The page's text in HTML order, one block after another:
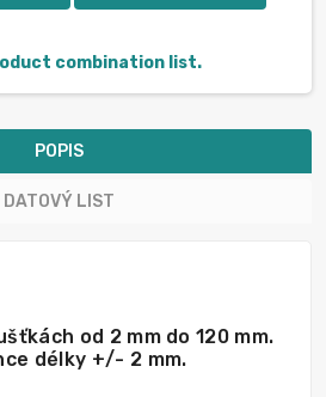
combination list.
POPIS
DATOVÝ LIST
od 2 mm do 120 mm.
délky +/- 2 mm.